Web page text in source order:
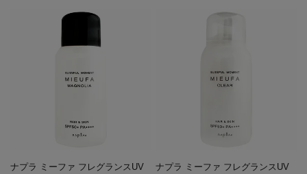
ナプラ ミーファ フレグランスUV
ナプラ ミーファ フレグランスUV